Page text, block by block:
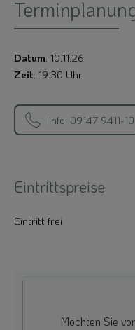
Datum: 10.11.26
Zeit: 19:30 Uhr
Info: 09147 9411-10
Eintrittspreise
Eintritt frei
Möchten Sie